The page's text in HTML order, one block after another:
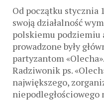
Od początku stycznia
swoją działalność
polskiemu podziemiu
prowadzone były
partyzantom
Radziwonik ps.
największego,
niepodległościowego